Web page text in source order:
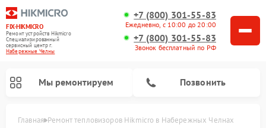
FIX-HIKMICRO
Ремонт устройств Hikmicro
Специализированный
cервисный центр г.
Набережные Челны
+7 (800) 301-55-83
Ежедневно, с 10:00 до 20:00
+7 (800) 301-55-83
Звонок бесплатный по РФ
Мы ремонтируем Позвонить
Главная Ремонт тепловизоров Hikmicro в Набережных Челнах